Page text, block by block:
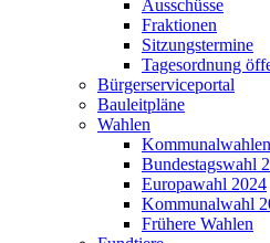
Ausschüsse
Fraktionen
Sitzungstermine
Tagesordnung
Bürgerserviceportal
Bauleitpläne
Wahlen
Bundestagswahl
Europawahl 2024
Kommunalwahl
Frühere Wahlen